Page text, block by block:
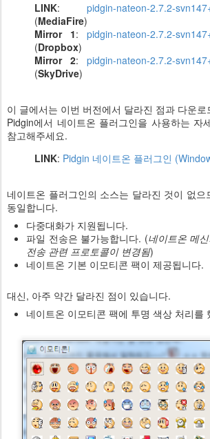
LINK: pidgin-nateon-2.7.2-
(MediaFire)
Mirror 1: pidgin-nateon-2.7.2-
(Dropbox)
Mirror 2: pidgin-nateon-2.7.2-
(SkyDrive)
이 글에서는 이번 버전에서 달라진 점과 다운
Pidgin에서 네이트온 플러그인을 사용하는 자
참고해주세요.
LINK: Pidgin 네이트온 플러그인
네이트온 플러그인의 소스는 달라진 것이 없
동일합니다.
다중대화가 지원됩니다.
파일 전송은 불가능합니다. (네이트온 메
전송 관련 프로토콜이 변경됨)
네이트온 기본 이모티콘 팩이 제공됩니다.
대신, 아주 약간 달라진 점이 있습니다.
네이트온 이모티콘 팩에 투명 색상 처리를